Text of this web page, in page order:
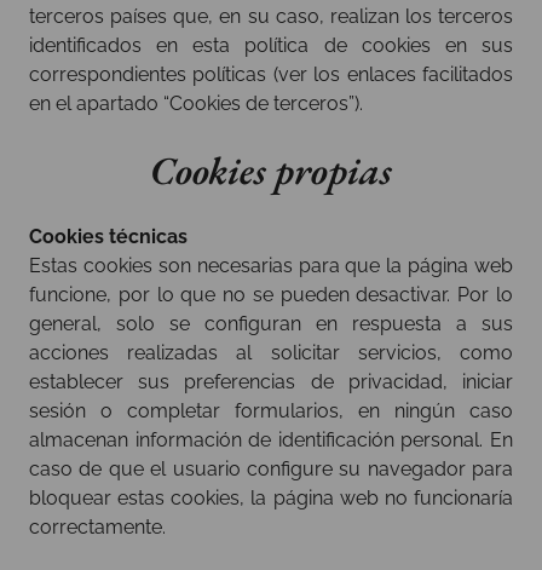
terceros países que, en su caso, realizan los terceros
identificados en esta política de cookies en sus
correspondientes políticas (ver los enlaces facilitados
en el apartado “Cookies de terceros”).
Cookies propias
Cookies técnicas
Estas cookies son necesarias para que la página web
funcione, por lo que no se pueden desactivar. Por lo
general, solo se configuran en respuesta a sus
acciones realizadas al solicitar servicios, como
establecer sus preferencias de privacidad, iniciar
sesión o completar formularios, en ningún caso
almacenan información de identificación personal. En
caso de que el usuario configure su navegador para
bloquear estas cookies, la página web no funcionaría
correctamente.